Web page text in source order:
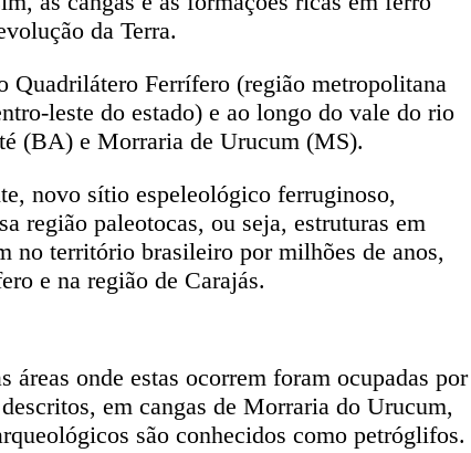
da Terra.
Quadrilátero Ferrífero (região metropolitana
leste do estado) e ao longo do vale do rio
(BA) e Morraria de Urucum (MS).
novo sítio espeleológico ferruginoso,
região paleotocas, ou seja, estruturas em
no território brasileiro por milhões de anos,
e na região de Carajás.
onde estas ocorrem foram ocupadas por
em cangas de Morraria do Urucum,
são conhecidos como petróglifos.